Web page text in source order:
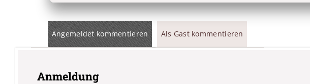
Angemeldet kommentieren Als Gast kommentieren
Anmeldung